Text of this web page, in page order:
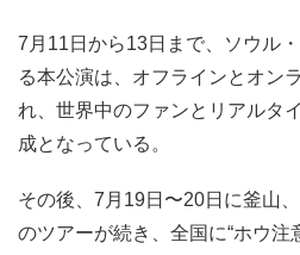
7月11日から13日まで、ソウル
る本公演は、オフラインとオン
れ、世界中のファンとリアルタ
成となっている。
その後、7月19日〜20日に釜山
のツアーが続き、全国に“ホウ注